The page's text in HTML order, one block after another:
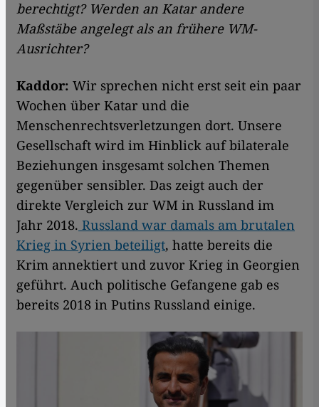
berechtigt? Werden an Katar andere
Maßstäbe angelegt als an frühere WM-
Ausrichter?
Kaddor: Wir sprechen nicht erst seit ein paar
Wochen über Katar und die
Menschenrechtsverletzungen dort. Unsere
Gesellschaft wird im Hinblick auf bilaterale
Beziehungen insgesamt solchen Themen
gegenüber sensibler. Das zeigt auch der
direkte Vergleich zur WM in Russland im
Jahr 2018. Russland war damals am brutalen
Krieg in Syrien beteiligt, hatte bereits die
Krim annektiert und zuvor Krieg in Georgien
geführt. Auch politische Gefangene gab es
bereits 2018 in Putins Russland einige.